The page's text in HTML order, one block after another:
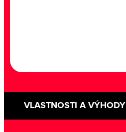
VLASTNOSTI A VÝHODY